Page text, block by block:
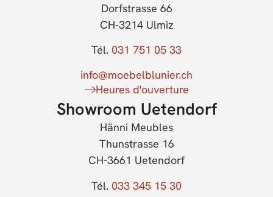
Dorfstrasse 66
CH-3214 Ulmiz
Tél. 031 751 05 33
info@moebelblunier.ch
Heures d'ouverture
Showroom Uetendorf
Hänni Meubles
Thunstrasse 16
CH-3661 Uetendorf
Tél. 033 345 15 30